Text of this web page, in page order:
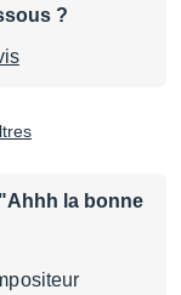
?
la bonne